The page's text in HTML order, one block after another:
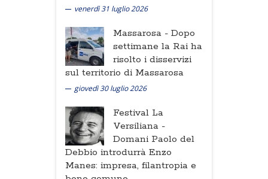
venerdì 31 luglio 2026
Massarosa - Dopo
settimane la Rai ha
risolto i disservizi
sul territorio di Massarosa
giovedì 30 luglio 2026
Festival La
Versiliana -
Domani Paolo del
Debbio introdurrà Enzo
Manes: impresa, filantropia e